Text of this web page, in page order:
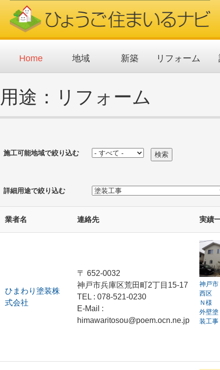
テ
Home 地域 新築 リフォーム
用途：リフォーム
施工可能地域で絞り込む
詳細用途で絞り込む
業者名 連絡先 実績
ひまわり塗装株
式会社
〒 652-0032
神戸市兵庫区荒田町2丁目15-17
TEL : 078-521-0230
E-Mail :
himawaritosou@poem.ocn.ne.jp
神戸市
西区
Ｎ様
外壁塗
装工事